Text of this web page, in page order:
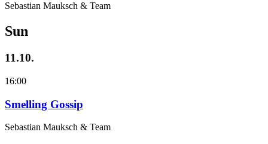
Sebastian Mauksch & Team
Sun
11.10.
16:00
Smelling Gossip
Sebastian Mauksch & Team